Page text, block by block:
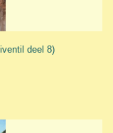
deel 8)